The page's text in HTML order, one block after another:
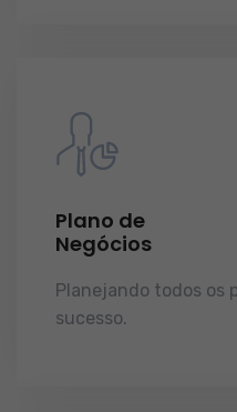
Plano de
Negócios
Planejando todos os
sucesso.